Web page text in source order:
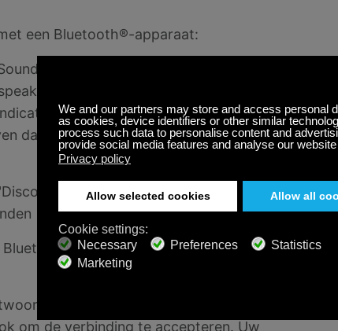
een Bluetooth®-apparaat:
luidspreker allebei zijn ingeschakeld,
drie seconden ingedrukt om de speaker
zal langzaam aan en uit gaan, ongeveer
dat de luidspreker in de detecteerbare
Dit zal het apparaat de
apparaten. Selecteer "Bose
voer dan de cijfers 0000 in en druk op
om de verbinding te accepteren. Uw